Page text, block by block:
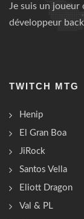
Je suis un
développeur
TWITCH MTG
Henip
El Gran Boa
JiRock
Santos Vella
Eliott Dragon
Val & PL